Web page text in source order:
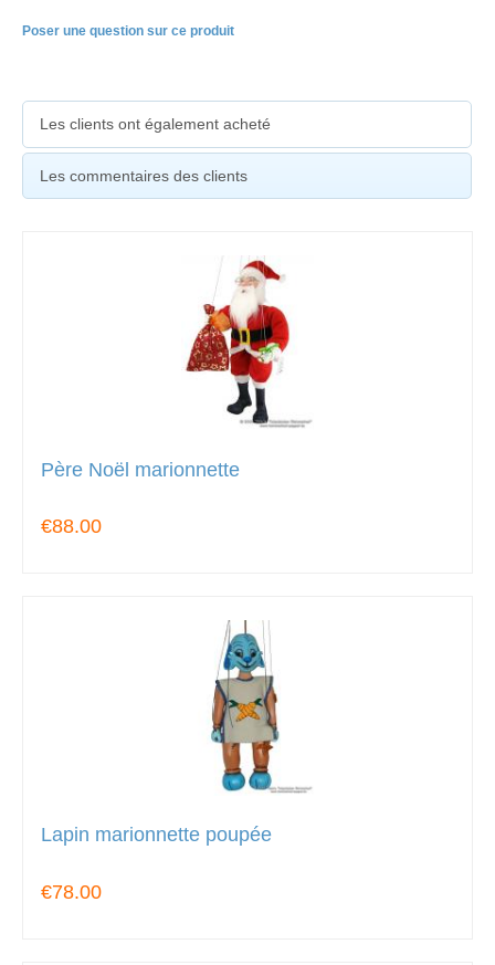
Poser une question sur ce produit
Les clients ont également acheté
Les commentaires des clients
Père Noël marionnette
€88.00
Lapin marionnette poupée
€78.00